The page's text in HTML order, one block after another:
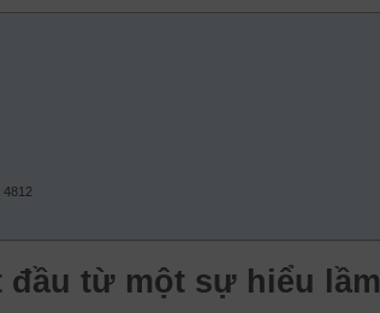
4812
đầu từ một sự hiểu lầm